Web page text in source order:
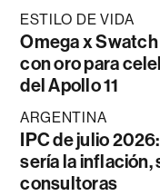
ESTILO DE VIDA
Omega x
con oro para
del Apollo 11
ARGENTINA
IPC de julio
sería la inflación,
consultoras